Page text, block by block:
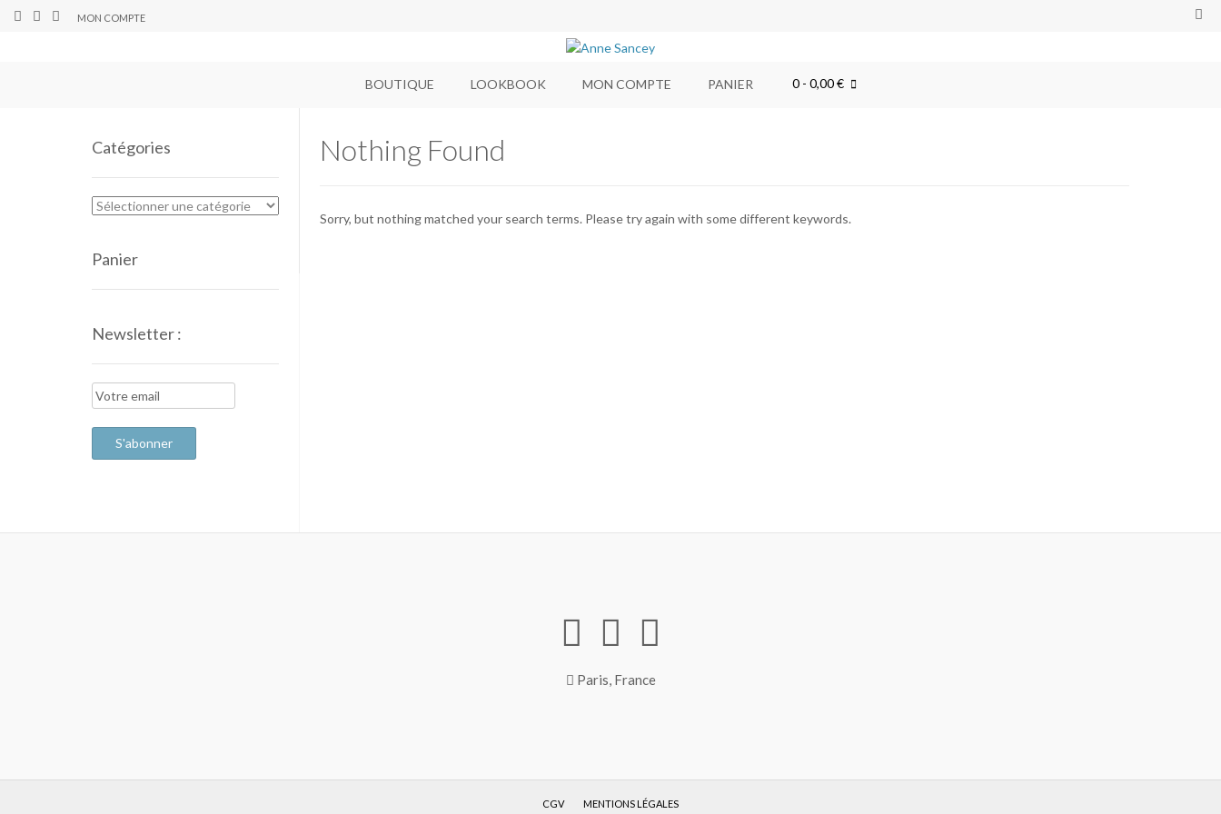
MON COMPTE
BOUTIQUE LOOKBOOK MON COMPTE PANIER 0- 0,00 €
Nothing Found
Sorry, but nothing matched your search terms. Please try again with some different keywords.
Catégories
Panier
Newsletter :
Paris, France
CGV MENTIONS LÉGALES